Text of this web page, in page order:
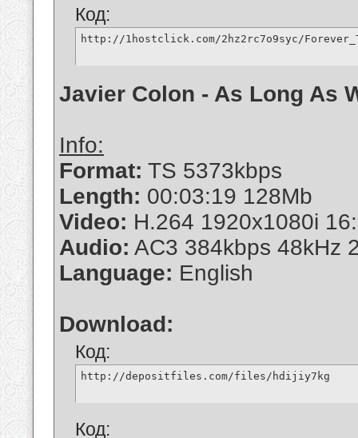
Код:
http://1hostclick.com/2hz2rc7o9syc/
Javier Colon - As Long As
Info:
Format: TS 5373kbps
Length: 00:03:19 128Mb
Video: H.264 1920x1080i
Audio: AC3 384kbps 48kHz
Language: English
Download:
Код:
http://depositfiles.com/files/hdijiy7kg
Код: